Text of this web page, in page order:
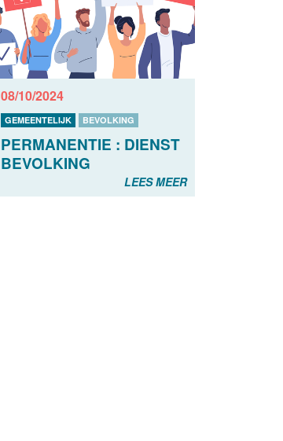
08/10/2024
GEMEENTELIJK BEVOLKING
PERMANENTIE : DIENST
BEVOLKING
LEES MEER